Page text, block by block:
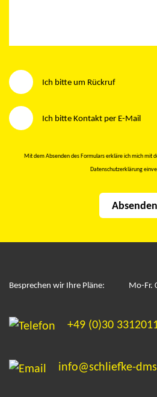
Ich bitte um Rückruf
Ich bitte Kontakt per E-Mail
Mit dem Absenden des Formulars erkläre ich mich mit
Datenschutzerklärung
Besprechen wir Ihre Pläne: Mo-Fr.
+49 (0)30
info@schliefke-